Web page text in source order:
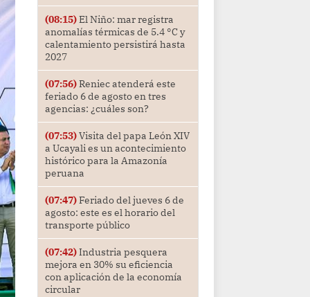
(08:15)El Niño: mar registra
anomalías térmicas de 5.4 °C y
calentamiento persistirá hasta
2027
(07:56)Reniec atenderá este
feriado 6 de agosto en tres
agencias: ¿cuáles son?
(07:53)Visita del papa León XIV
a Ucayali es un acontecimiento
histórico para la Amazonía
peruana
(07:47)Feriado del jueves 6 de
agosto: este es el horario del
transporte público
(07:42)Industria pesquera
mejora en 30% su eficiencia
con aplicación de la economía
circular